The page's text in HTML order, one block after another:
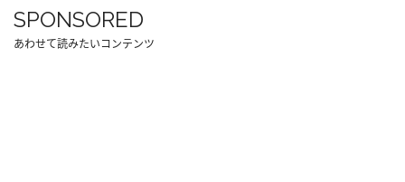
SPONSORED
あわせて読みたいコンテンツ